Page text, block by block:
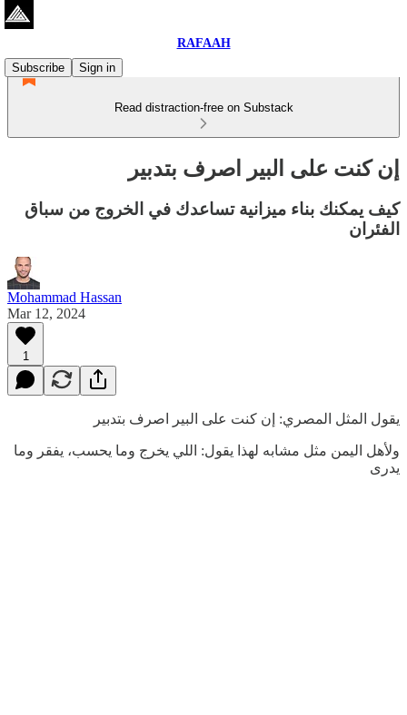
RAFAAH
Subscribe
Sign in
Read distraction-free on Substack
إن كنت على البير اصرف بتدبير
كيف يمكنك بناء ميزانية تساعدك في الخروج من سباق
الفئران
Mohammad Hassan
Mar 12, 2024
1
يقول المثل المصري: إن كنت على البير اصرف بتدبير
ولأهل اليمن مثل مشابه لهذا يقول: اللي يخرج وما يحسب، يفقر وما
يدرى